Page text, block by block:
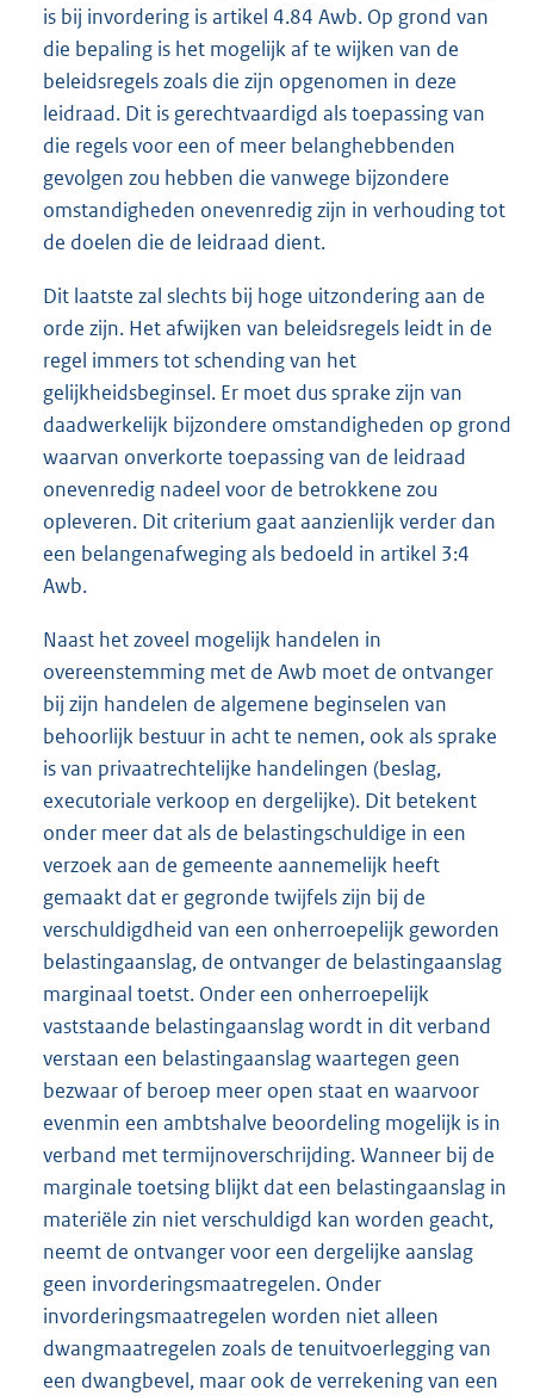
is bij invordering is artikel 4.84 Awb. Op grond van
die bepaling is het mogelijk af te wijken van de
beleidsregels zoals die zijn opgenomen in deze
leidraad. Dit is gerechtvaardigd als toepassing van
die regels voor een of meer belanghebbenden
gevolgen zou hebben die vanwege bijzondere
omstandigheden onevenredig zijn in verhouding tot
de doelen die de leidraad dient.
Dit laatste zal slechts bij hoge uitzondering aan de
orde zijn. Het afwijken van beleidsregels leidt in de
regel immers tot schending van het
gelijkheidsbeginsel. Er moet dus sprake zijn van
daadwerkelijk bijzondere omstandigheden op grond
waarvan onverkorte toepassing van de leidraad
onevenredig nadeel voor de betrokkene zou
opleveren. Dit criterium gaat aanzienlijk verder dan
een belangenafweging als bedoeld in artikel 3:4
Awb.
Naast het zoveel mogelijk handelen in
overeenstemming met de Awb moet de ontvanger
bij zijn handelen de algemene beginselen van
behoorlijk bestuur in acht te nemen, ook als sprake
is van privaatrechtelijke handelingen (beslag,
executoriale verkoop en dergelijke). Dit betekent
onder meer dat als de belastingschuldige in een
verzoek aan de gemeente aannemelijk heeft
gemaakt dat er gegronde twijfels zijn bij de
verschuldigdheid van een onherroepelijk geworden
belastingaanslag, de ontvanger de belastingaanslag
marginaal toetst. Onder een onherroepelijk
vaststaande belastingaanslag wordt in dit verband
verstaan een belastingaanslag waartegen geen
bezwaar of beroep meer open staat en waarvoor
evenmin een ambtshalve beoordeling mogelijk is in
verband met termijnoverschrijding. Wanneer bij de
marginale toetsing blijkt dat een belastingaanslag in
materiële zin niet verschuldigd kan worden geacht,
neemt de ontvanger voor een dergelijke aanslag
geen invorderingsmaatregelen. Onder
invorderingsmaatregelen worden niet alleen
dwangmaatregelen zoals de tenuitvoerlegging van
een dwangbevel, maar ook de verrekening van een